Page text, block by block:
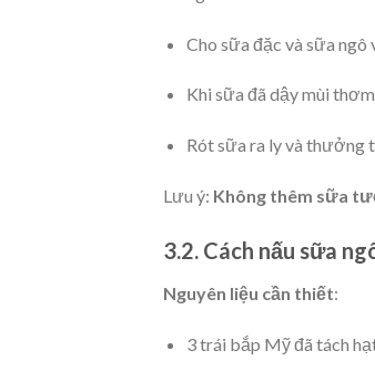
Cho sữa đặc và sữa ngô
Khi sữa đã dậy mùi
Rót sữa ra ly và thưởng
Lưu ý: Không thêm sữa
3.2. Cách nấu sữa
Nguyên liệu cần thiết:
3 trái bắp Mỹ đã tách